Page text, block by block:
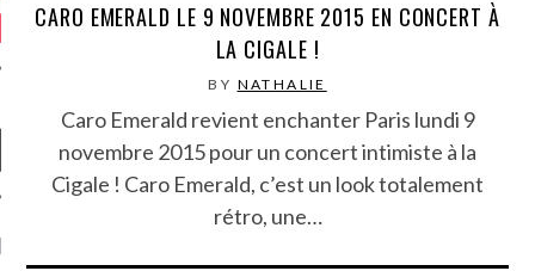
CRITIQUES
CARO EMERALD LE 9 NOVEMBRE 2015 EN CONCERT À
LA CIGALE !
BY NATHALIE
Caro Emerald revient enchanter Paris lundi 9
novembre 2015 pour un concert intimiste à la
Cigale ! Caro Emerald, c’est un look totalement
rétro, une…